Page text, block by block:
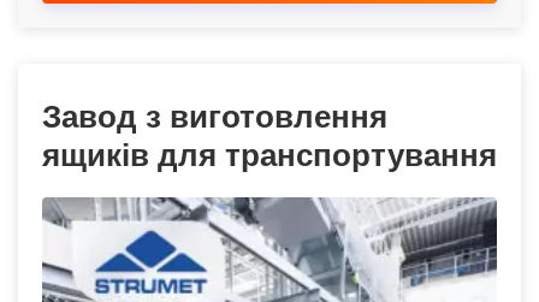
Завод з виготовлення
ящиків для транспортування